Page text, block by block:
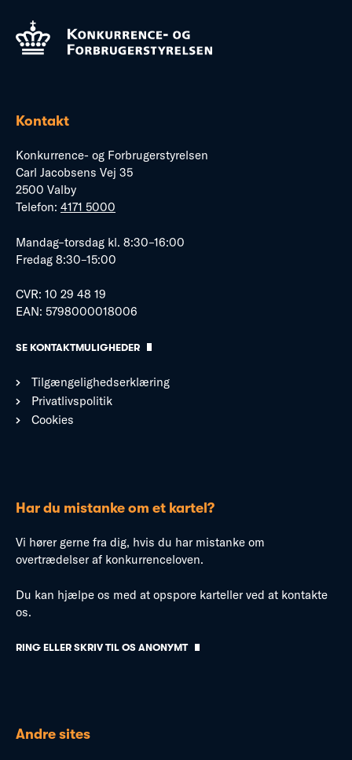
Kontakt
Konkurrence- og Forbrugerstyrelsen
Carl Jacobsens Vej 35
2500 Valby
Telefon: 4171 5000
Mandag–torsdag kl. 8:30–16:00
Fredag 8:30–15:00
CVR: 10 29 48 19
EAN: 5798000018006
SE KONTAKTMULIGHEDER
Tilgængelighedserklæring
Privatlivspolitik
Cookies
Har du mistanke om et kartel?
Vi hører gerne fra dig, hvis du har mistanke om
overtrædelser af konkurrenceloven.
Du kan hjælpe os med at opspore karteller ved at kontakte
os.
RING ELLER SKRIV TIL OS ANONYMT
Andre sites